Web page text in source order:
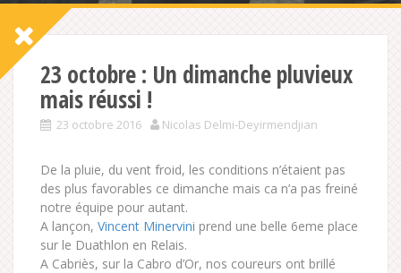
23 octobre : Un dimanche pluvieux
mais réussi !
23 octobre 2016 Nicolas Delmi-Deyirmendjian
De la pluie, du vent froid, les conditions n’étaient pas
des plus favorables ce dimanche mais ca n’a pas freiné
notre équipe pour autant.
A lançon, Vincent Minervini prend une belle 6eme place
sur le Duathlon en Relais.
A Cabriès, sur la Cabro d’Or, nos coureurs ont brillé